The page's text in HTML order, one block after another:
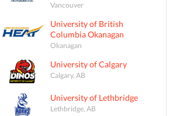
Vancouver
University of British
Columbia Okanagan
Okanagan
University of Calgary
Calgary, AB
University of Lethbridge
Lethbridge, AB